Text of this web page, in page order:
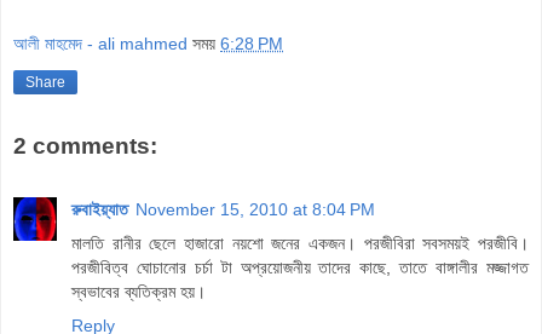
আলী মাহমেদ - ali mahmed সময় 6:28 PM
Share
2 comments:
রুবাইয়্যাত November 15, 2010 at 8:04 PM
মালতি রানীর ছেলে হাজারো নয়শো জনের একজন। পরজীবিরা সবসময়ই পরজীবি।
পরজীবিত্ব ঘোচানোর চর্চা টা অপ্রয়োজনীয় তাদের কাছে, তাতে বাঙ্গালীর মজ্জাগত
স্বভাবের ব্যতিক্রম হয়।
Reply